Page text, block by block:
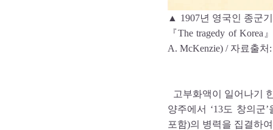
▲ 1907년 영국인 종군
『The tragedy of
A. McKenzie) / 자료출
고부화액이 일어나기
양주에서 ‘13도 창의군
포함)의 병력을 집결하